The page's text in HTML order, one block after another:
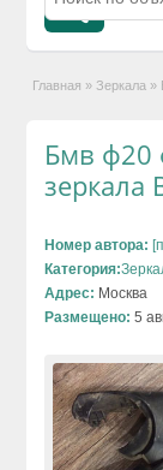
Главная » Зеркала »
Бмв ф20
зеркала
Номер автора:
Категория:
Адрес: Москва
Размещено: 5